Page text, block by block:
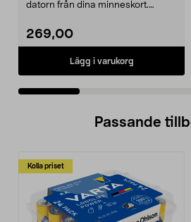
datorn från dina minneskort.
269,00
Lägg i varukorg
Passande
Kolla priset